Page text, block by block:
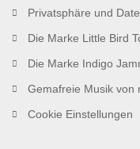
Privatsphäre und
Die Marke Little Bird
Die Marke Indigo
Gemafreie Musik von
Cookie Einstellungen